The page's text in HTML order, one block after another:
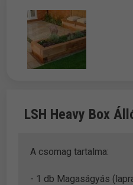
LSH Heavy Box
A csomag tartalma:
- 1 db Magaságyás